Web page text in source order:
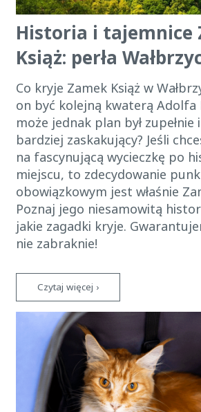
Historia i tajemnice
Książ: perła
Co kryje Zamek Książ w
on być kolejną kwaterą Adolfa
może jednak plan był zupełnie
bardziej zaskakujący? Jeśli
na fascynującą wycieczkę po
miejscu, to zdecydowanie
obowiązkowym jest właśnie
Poznaj jego niesamowitą
jakie zagadki kryje.
nie zabraknie!
Czytaj więcej ›